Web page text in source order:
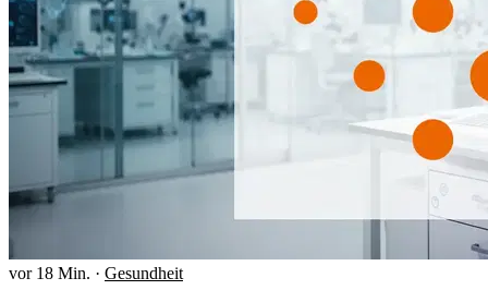
vor 18 Min. · Gesundheit